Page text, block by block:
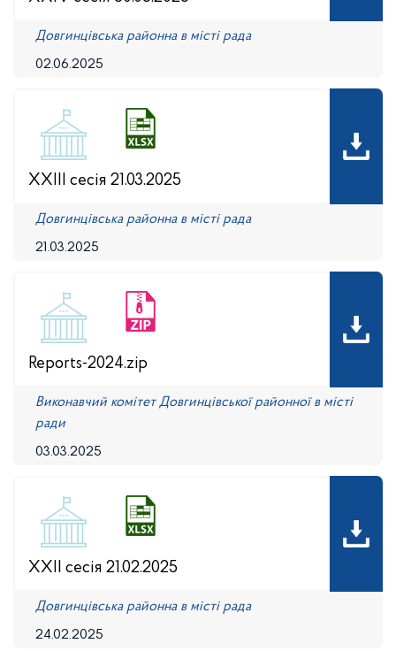
02.06.2025
Довгинцівська районна в місті рада
XXIII сесія 21.03.2025
21.03.2025
Довгинцівська районна в місті рада
Reports-2024.zip
03.03.2025
Виконавчий комітет Довгинцівської районної в місті
ради
XXII сесія 21.02.2025
24.02.2025
Довгинцівська районна в місті рада